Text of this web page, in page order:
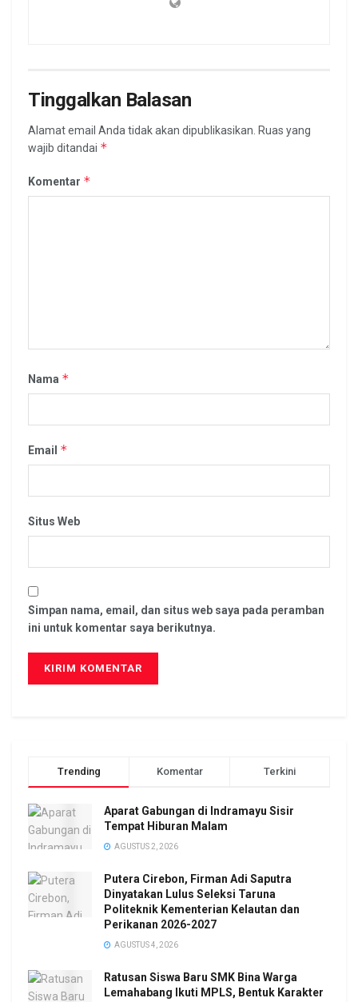
Tinggalkan Balasan
Alamat email Anda tidak akan dipublikasikan. Ruas yang
wajib ditandai *
Komentar *
Nama *
Email *
Situs Web
Simpan nama, email, dan situs web saya pada peramban
ini untuk komentar saya berikutnya.
Trending Komentar Terkini
Aparat Gabungan di Indramayu Sisir
Tempat Hiburan Malam
AGUSTUS 2, 2026
Putera Cirebon, Firman Adi Saputra
Dinyatakan Lulus Seleksi Taruna
Politeknik Kementerian Kelautan dan
Perikanan 2026-2027
AGUSTUS 4, 2026
Ratusan Siswa Baru SMK Bina Warga
Lemahabang Ikuti MPLS, Bentuk Karakter